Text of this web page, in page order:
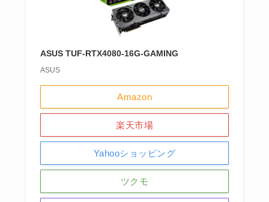
ASUS TUF-RTX4080-16G-GAMING
ASUS
Amazon
楽天市場
Yahooショッピング
ツクモ